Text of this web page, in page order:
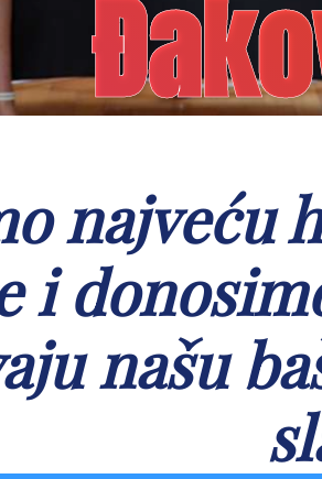
najveću
i
našu